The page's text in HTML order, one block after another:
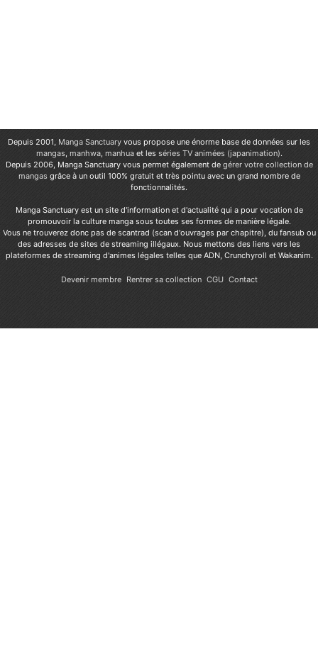
Depuis 2001, Manga Sanctuary vous propose une énorme base de données sur les
mangas, manhwa, manhuaet les séries TV animées (japanimation).
Depuis 2006, Manga Sanctuary vous permet également de gérer votre collection de
mangas grâce à un outil 100% gratuit et très pointu avec un grand nombre de
fonctionnalités.
Manga Sanctuary est un site d'information et d'actualité qui a pour vocation de
promouvoir la culture manga sous toutes ses formes de manière légale.
Vous ne trouverez donc pas de scantrad (scan d'ouvrages par chapitre), du fansub ou
des adresses de sites de streaming illégaux. Nous mettons des liens vers les
plateformes de streaming d'animes légales telles que ADN, Crunchyroll et Wakanim.
Devenir membre Rentrer sa collection CGU Contact